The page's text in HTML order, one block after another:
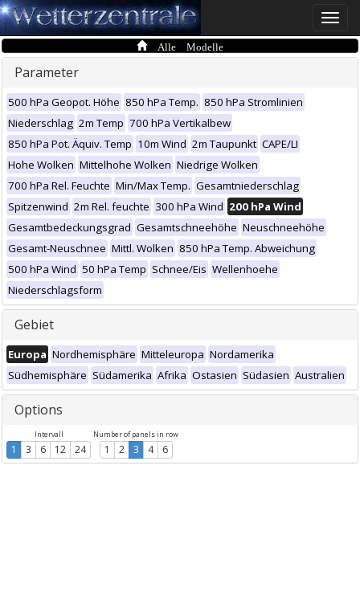
Toggle
Alle Modelle
Parameter
500 hPa Geopot. Höhe 850 hPa Temp. 850 hPa Stromlinien
Niederschlag 2m Temp 700 hPa Vertikalbew
850 hPa Pot. Äquiv. Temp 10m Wind 2m Taupunkt CAPE/LI
Hohe Wolken Mittelhohe Wolken Niedrige Wolken
700 hPa Rel. Feuchte Min/Max Temp. Gesamtniederschlag
Spitzenwind 2m Rel. feuchte 300 hPa Wind 200 hPa Wind
Gesamtbedeckungsgrad Gesamtschneehöhe Neuschneehöhe
Gesamt-Neuschnee Mittl. Wolken 850 hPa Temp. Abweichung
500 hPa Wind 50 hPa Temp Schnee/Eis Wellenhoehe
Niederschlagsform
Gebiet
Europa Nordhemisphäre Mitteleuropa Nordamerika
Südhemisphäre Südamerika Afrika Ostasien Südasien Australien
Options
Intervall
1 3 6 12 24
Number of panels in row
1 2 3 4 6